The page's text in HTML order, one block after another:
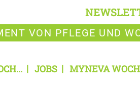
VON PFLEGE UND
JOBS MYNEVA